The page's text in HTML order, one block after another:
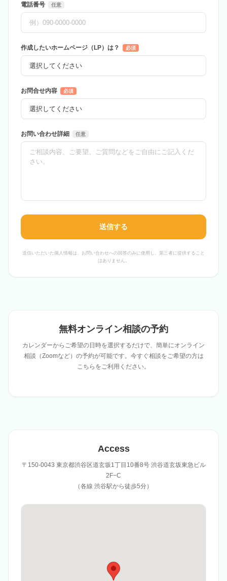
電話番号 任意
作成したいホームページ（LP）は？ 必須
お問合せ内容 必須
お問い合わせ詳細 任意
送信する
送信いただいた個人情報は、お問い合わせへの回答のみに使用し、第三者に提供すること
はありません。
無料オンライン相談の予約
カレンダーからご希望の日時を選択するだけで、簡単にオンライン
相談（Zoomなど）の予約が可能です。 今すぐ相談をご希望の方は
こちらをご利用ください。
Access
〒150-0043 東京都渋谷区道玄坂1丁目10番8号 渋谷道玄坂東急ビル
2F−C
（各線 渋谷駅から徒歩5分）